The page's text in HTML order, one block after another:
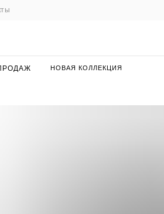
НОВАЯ КОЛЛЕКЦИЯ